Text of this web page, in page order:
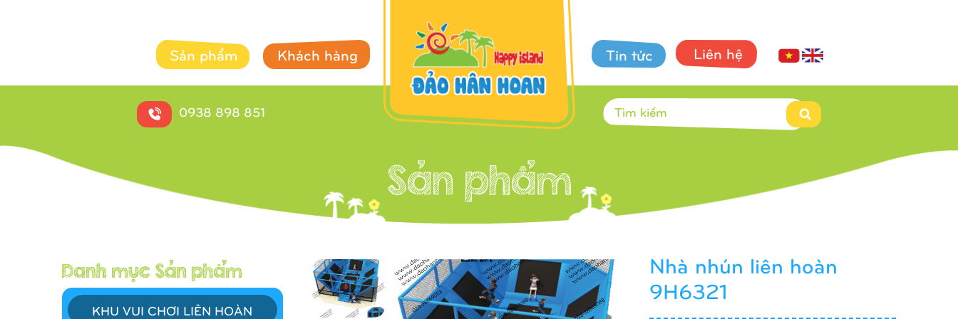
Sản phẩm Khách hàng Tin tức Liên hệ
0938 898 851
KHU VUI CHƠI LIÊN HOÀN
Nhà nhún liên hoàn
9H6321